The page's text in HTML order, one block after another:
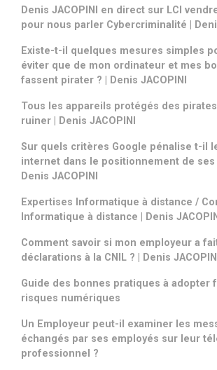
Denis JACOPINI en direct sur LCI
pour nous parler Cybercriminalité |
Existe-t-il quelques mesures simples
éviter que de mon ordinateur et mes
fassent pirater ? | Denis JACOPINI
Tous les appareils protégés des
ruiner | Denis JACOPINI
Sur quels critères Google pénalise t-il
internet dans le positionnement de ses
Denis JACOPINI
Expertises Informatique à distance /
Informatique à distance | Denis JACOPINI
Comment savoir si mon employeur a
déclarations à la CNIL ? | Denis JACOPINI
Guide des bonnes pratiques à adopter
risques numériques
Un Employeur peut-il examiner les
échangés par ses employés sur leur
professionnel ?